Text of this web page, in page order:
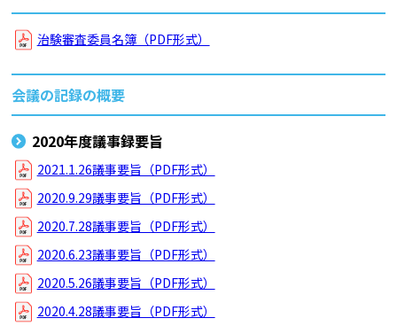
治験審査委員名簿（PDF形式）
会議の記録の概要
2020年度議事録要旨
2021.1.26議事要旨（PDF形式）
2020.9.29議事要旨（PDF形式）
2020.7.28議事要旨（PDF形式）
2020.6.23議事要旨（PDF形式）
2020.5.26議事要旨（PDF形式）
2020.4.28議事要旨（PDF形式）